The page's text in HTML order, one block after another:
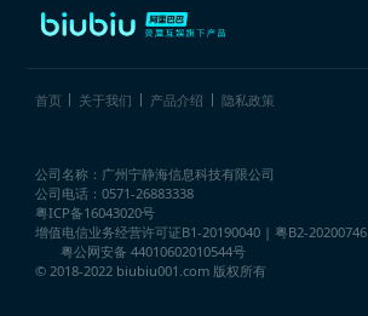
首页 关于我们 产品介绍 隐私政策
公司名称：广州宁静海信息科技有限公司
公司电话：0571-26883338
粤ICP备16043020号
增值电信业务经营许可证B1-20190040 | 粤B2-20200746
粤公网安备 44010602010544号
© 2018-2022 biubiu001.com 版权所有